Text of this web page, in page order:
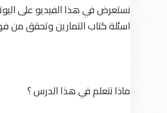
نستعرض في هذا الفيديو على
اسئلة كتاب التمارين وتحقق من
ماذا نتعلم في هذا الدرس ؟